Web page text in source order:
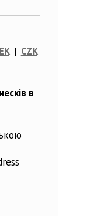
| CZK
в